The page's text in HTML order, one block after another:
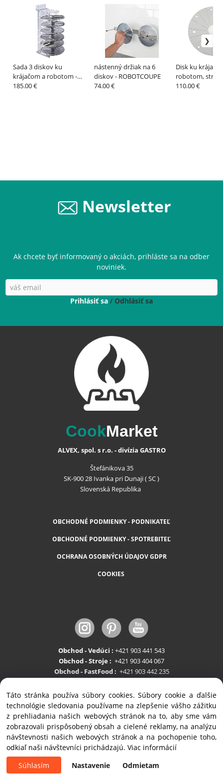
Sada 3 diskov ku
krájačom a robotom -
ROBOTCOUPE
185.00 €
nástenný držiak na 6
diskov - ROBOTCOUPE
74.00 €
Disk ku
robotom,
reďkovku 0,7
110.00 €
Newsletter
Ak chcete byť informovaný o akciách, prihláste sa na odber
noviniek.
Prihlásiť sa / Odhlásiť sa
CookMarket
ALVEX, spol. s r.o. - divízia GASTRO
Štefánikova 35
SK-900 28 Ivanka pri Dunaji ( SC )
Slovenská Republika
OBCHODNÉ PODMIENKY - PODNIKATEĽ
OBCHODNÉ PODMIENKY - SPOTREBITEĽ
OCHRANA OSOBNÝCH ÚDAJOV GDPR
COOKIES
Obchod - Vedúci : +421 903 441 543
Obchod - Stroje : +421 903 404 067
Obchod - FastFood : +421 903 442 235
Copyright © 2020 ALVEX, spol.s r.o., All rights reserved | Štefánikova 35, SK-900 28
Ivanka pri Dunaji
Táto stránka používa súbory cookies. Súbory cookie a ďalšie
technológie sledovania používame na zlepšenie vášho zážitku
z prehliadania našich webových stránok na to, aby sme vám
zobrazovali prispôsobený obsah a cielené reklamy, na analýzu
návštevnosti našich webových stránok a na pochopenie toho,
odkiaľ naši návštevníci prichádzajú. Viac informácií
Súhlasím
Nastavenie Odmietam